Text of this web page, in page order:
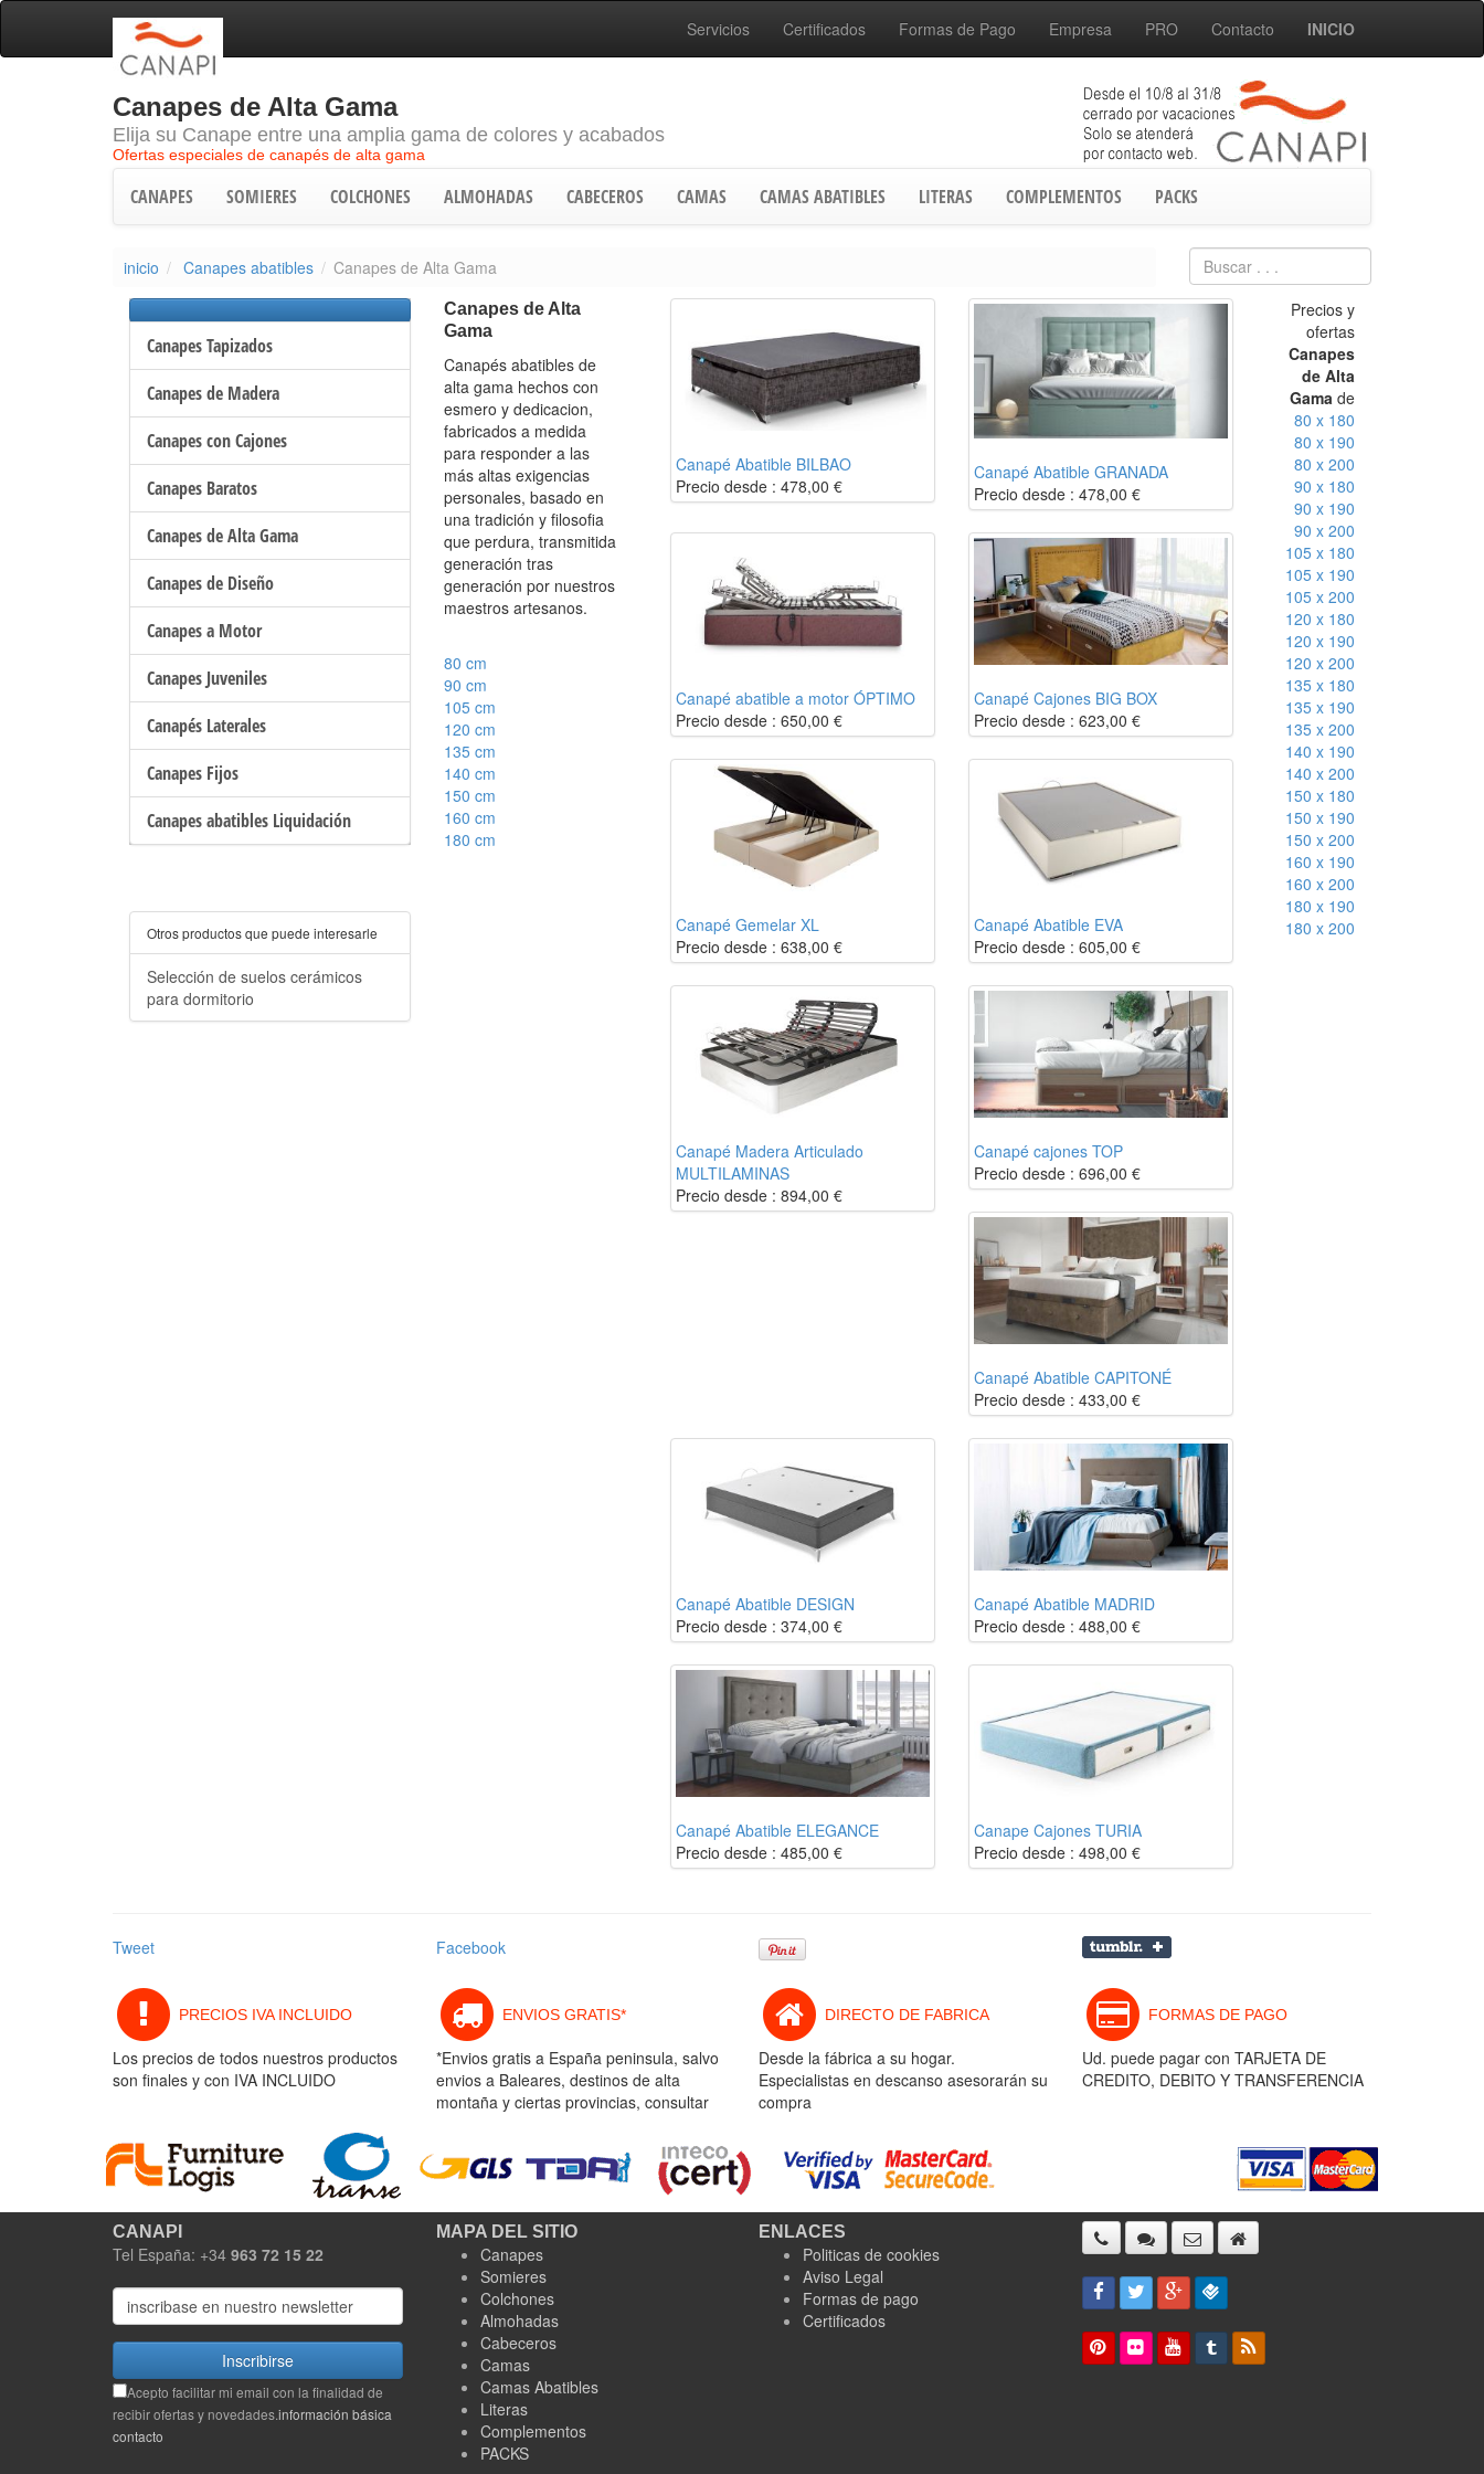
Servicios Certificados Formas de Pago Empresa PRO Contacto INICIO
Canapes de Alta Gama
Elija su Canape entre una amplia gama de colores y acabados
Ofertas especiales de canapés de alta gama
CANAPES SOMIERES COLCHONES ALMOHADAS CABECEROS CAMAS CAMAS ABATIBLES LITERAS COMPLEMENTOS PACKS
inicio Canapes abatibles Canapes de Alta Gama
Canapes Tapizados
Canapes de Madera
Canapes con Cajones
Canapes Baratos
Canapes de Alta Gama
Canapes de Diseño
Canapes a Motor
Canapes Juveniles
Canapés Laterales
Canapes Fijos
Canapes abatibles Liquidación
Otros productos que puede interesarle
Selección de suelos cerámicos
para dormitorio
Canapes de Alta
Gama
Canapés abatibles de
alta gama hechos con
esmero y dedicacion,
fabricados a medida
para responder a las
más altas exigencias
personales, basado en
una tradición y filosofia
que perdura, transmitida
generación tras
generación por nuestros
maestros artesanos.
80 cm
90 cm
105 cm
120 cm
135 cm
140 cm
150 cm
160 cm
180 cm
Canapé Abatible BILBAO
Precio desde : 478,00 €
Canapé Abatible GRANADA
Precio desde : 478,00 €
Canapé abatible a motor ÓPTIMO
Precio desde : 650,00 €
Canapé Cajones BIG BOX
Precio desde : 623,00 €
Canapé Gemelar XL
Precio desde : 638,00 €
Canapé Abatible EVA
Precio desde : 605,00 €
Canapé Madera Articulado
MULTILAMINAS
Precio desde : 894,00 €
Canapé cajones TOP
Precio desde : 696,00 €
Canapé Abatible CAPITONÉ
Precio desde : 433,00 €
Canapé Abatible DESIGN
Precio desde : 374,00 €
Canapé Abatible MADRID
Precio desde : 488,00 €
Canapé Abatible ELEGANCE
Precio desde : 485,00 €
Canape Cajones TURIA
Precio desde : 498,00 €
Precios y
ofertas
Canapes
de Alta
Gama de
80 x 180
80 x 190
80 x 200
90 x 180
90 x 190
90 x 200
105 x 180
105 x 190
105 x 200
120 x 180
120 x 190
120 x 200
135 x 180
135 x 190
135 x 200
140 x 190
140 x 200
150 x 180
150 x 190
150 x 200
160 x 190
160 x 200
180 x 190
180 x 200
Tweet Facebook
PRECIOS IVA INCLUIDO
Los precios de todos nuestros productos
son finales y con IVA INCLUIDO
ENVIOS GRATIS*
*Envios gratis a España peninsula, salvo
envios a Baleares, destinos de alta
montaña y ciertas provincias, consultar
DIRECTO DE FABRICA
Desde la fábrica a su hogar.
Especialistas en descanso asesorarán su
compra
FORMAS DE PAGO
Ud. puede pagar con TARJETA DE
CREDITO, DEBITO Y TRANSFERENCIA
CANAPI
Tel España: +34 963 72 15 22
Inscribirse
Acepto facilitar mi email con la finalidad de
recibir ofertas y novedades.información básica
contacto
MAPA DEL SITIO
Canapes
Somieres
Colchones
Almohadas
Cabeceros
Camas
Camas Abatibles
Literas
Complementos
PACKS
ENLACES
Politicas de cookies
Aviso Legal
Formas de pago
Certificados